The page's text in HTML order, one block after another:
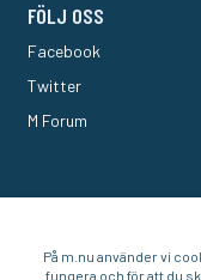
FÖLJ OSS
Facebook
Twitter
M Forum
På m.nu använder vi
fungera och för att du